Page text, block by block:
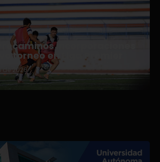
incorporaciones
torneo en Liga Premier
de 2026